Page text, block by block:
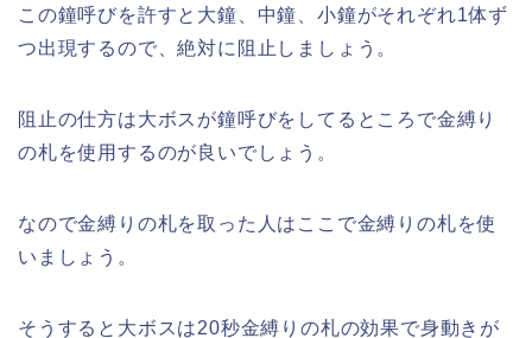
この鐘呼びを許すと大鐘、中鐘、小鐘がそれぞれ1体ず
つ出現するので、絶対に阻止しましょう。
阻止の仕方は大ボスが鐘呼びをしてるところで金縛り
の札を使用するのが良いでしょう。
なので金縛りの札を取った人はここで金縛りの札を使
いましょう。
そうすると大ボスは20秒金縛りの札の効果で身動きが